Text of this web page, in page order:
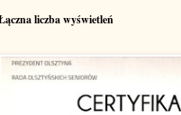
liczba wyświetleń